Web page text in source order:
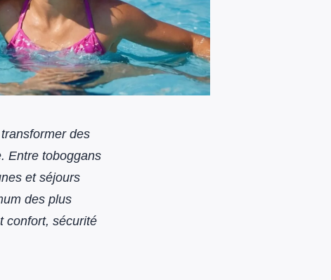
des
Entre toboggans
et séjours
des plus
confort, sécurité